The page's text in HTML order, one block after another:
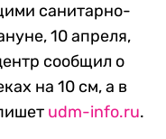
санитарно-
10 апреля,
сообщил о
на 10 см, а в
udm-info.ru.